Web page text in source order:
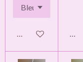
Ajouter au panier